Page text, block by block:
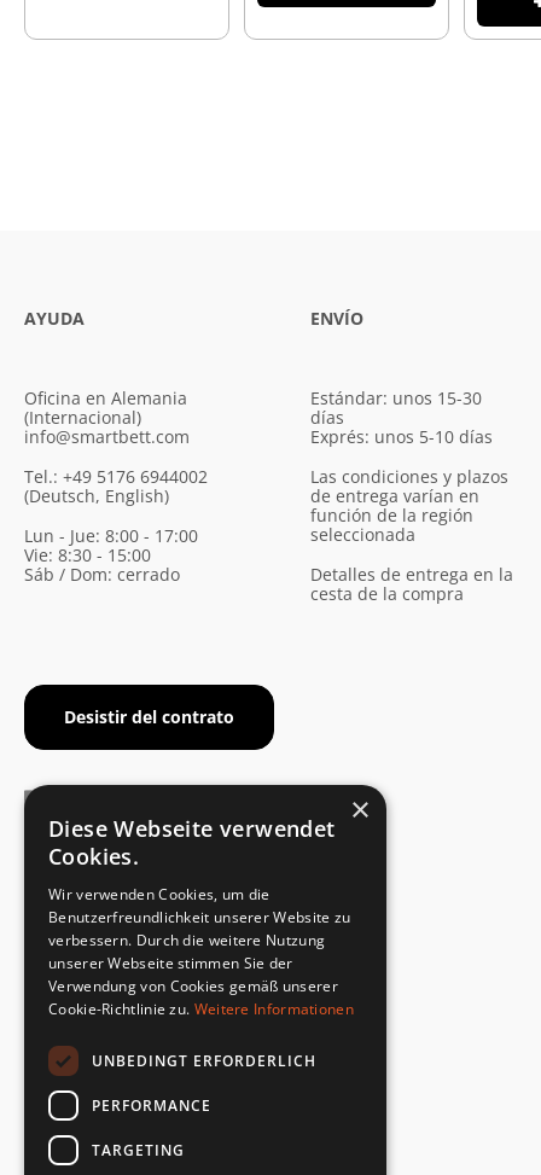
AYUDA
Oficina en Alemania
(Internacional)
info@smartbett.com
Tel.: +49 5176 6944002
(Deutsch, English)
Lun - Jue: 8:00 - 17:00
Vie: 8:30 - 15:00
Sáb / Dom: cerrado
Desistir del contrato
ENVÍO
Estándar: unos 15-30
días
Exprés: unos 5-10 días
Las condiciones y plazos
de entrega varían en
función de la región
seleccionada
Detalles de entrega en la
cesta de la compra
Cumplimiento de la norma de seguridad
DEVOLUCIONES RÁPIDAS Y SENCILLAS
Servicio de devoluciones
DIRECTAMENTE DEL FABRICANTE
Control de calidad especial
×
Diese Webseite verwendet
Cookies.
Wir verwenden Cookies, um die
Benutzerfreundlichkeit unserer Website zu
verbessern. Durch die weitere Nutzung
unserer Webseite stimmen Sie der
Verwendung von Cookies gemäß unserer
Cookie-Richtlinie zu. Weitere Informationen
UNBEDINGT ERFORDERLICH
PERFORMANCE
TARGETING